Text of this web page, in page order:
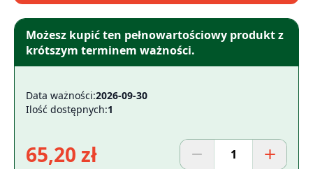
Możesz kupić ten pełnowartościowy produkt z
krótszym terminem ważności.
Data ważności:2026-09-30
Ilość dostępnych:1
65,20 zł